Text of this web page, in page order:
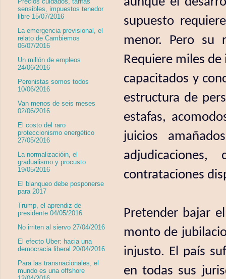
supuesto
menor. Pero su
Requiere miles
capacitados y
estructura de
estafas,
juicios
contrataciones
Pretender bajar
monto de
injusto. El país
en todas sus
sensibles, impuestos tenedor
libre 15/07/2016
La emergencia previsional, el
relato de Cambiemos
06/07/2016
Un millón de empleos
24/06/2016
Peronistas somos todos
10/06/2016
Van menos de seis meses
02/06/2016
El costo del raro
proteccionismo energético
27/05/2016
La normalizacióin, el
gradualismo y procusto
19/05/2016
El blanqueo debe posponerse
para 2017
Trump, el aprendiz de
presidente 04/05/2016
No irriten al siervo 27/04/2016
El efecto Uber: hacia una
democracia liberal 20/04/2016
Para las transnacionales, el
mundo es una offshore